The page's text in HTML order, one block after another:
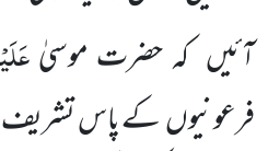
آئیں کہ حضرت موسیٰ
فرعونیوںکے پاس تشریف